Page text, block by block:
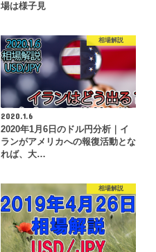
場は様子見
相場解説
2020.1.6
2020年1月6日のドル円分析｜イ
ランがアメリカへの報復活動とな
れば、大…
相場解説